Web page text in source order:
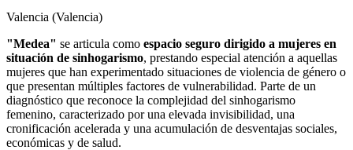
Valencia (Valencia)
"Medea" se articula como espacio seguro dirigido a mujeres en
situación de sinhogarismo, prestando especial atención a aquellas
mujeres que han experimentado situaciones de violencia de género o
que presentan múltiples factores de vulnerabilidad. Parte de un
diagnóstico que reconoce la complejidad del sinhogarismo
femenino, caracterizado por una elevada invisibilidad, una
cronificación acelerada y una acumulación de desventajas sociales,
económicas y de salud.